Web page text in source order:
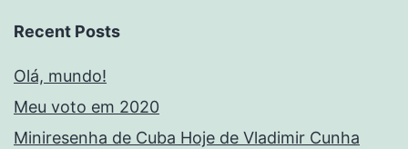
Recent Posts
Olá, mundo!
Meu voto em 2020
Miniresenha de Cuba Hoje de Vladimir Cunha